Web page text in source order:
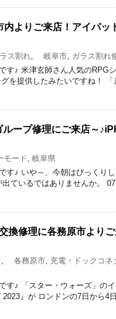
よりご来店！アイパッ
ス割れ, 岐阜市, ガラス割れ
す♪ 米津玄師さん人気のRPG
を提供したみたいですね！ 「
ープ修理にご来店～
モード, 岐阜県
す♪ いや～、今朝はびっくり
ているではありませんか。
換修理に各務原市より
, 各務原市, 充電・ドックコネ
す♪ 「スター・ウォーズ」のイ
』が ロンドンの7日から4